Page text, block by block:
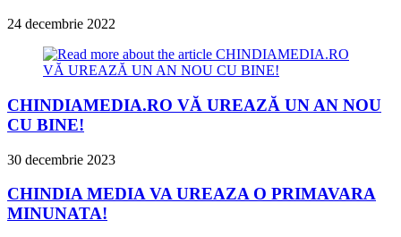
24 decembrie 2022
CHINDIAMEDIA.RO VĂ UREAZĂ UN AN NOU
CU BINE!
30 decembrie 2023
CHINDIA MEDIA VA UREAZA O PRIMAVARA
MINUNATA!